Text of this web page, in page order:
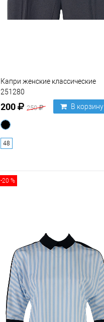
Капри женские классические
251280
200 250 В корзину
48
-20 %